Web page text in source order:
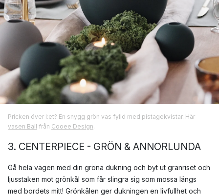
Pricken över i:et? En snygg grön vas fylld med pistagekvistar. Här
vasen Ball från Cooee Design.
3. CENTERPIECE - GRÖN & ANNORLUNDA
Gå hela vägen med din gröna dukning och byt ut granriset och
ljusstaken mot grönkål som får slingra sig som mossa längs
med bordets mitt! Grönkålen ger dukningen en livfullhet och